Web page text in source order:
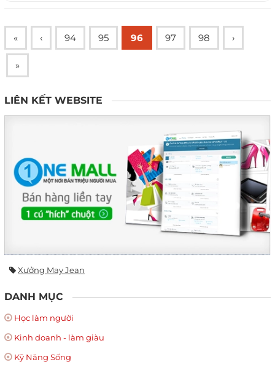
« ‹ 94 95 96 97 98 ›
»
LIÊN KẾT WEBSITE
Xưởng May Jean
DANH MỤC
Học làm người
Kinh doanh - làm giàu
Kỹ Năng Sống